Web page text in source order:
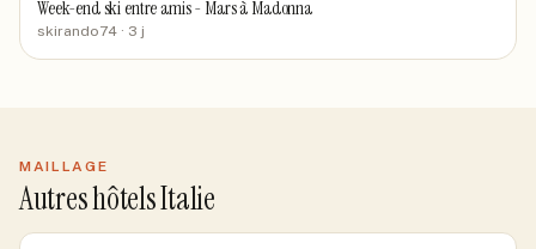
Week-end ski entre amis - Mars à Madonna
skirando74 · 3 j
MAILLAGE
Autres hôtels Italie